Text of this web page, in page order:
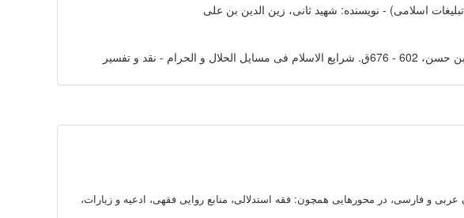
اسلامی) - نویسنده: شهید ثانی، زین‌ الدین بن علی
مهم در زمينه فقه، به زبان عربی و فارسی، در محورهایی همچون: فقه استدلالی، منابع روایی فقهی، ادعیه و زیارات،